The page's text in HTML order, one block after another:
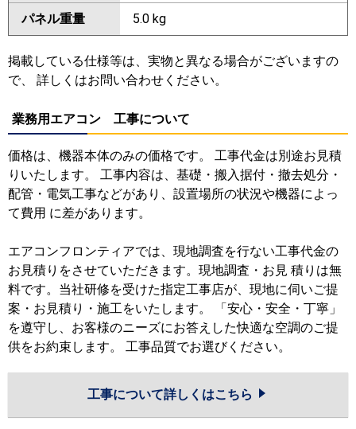
パネル重量 5.0 kg
掲載している仕様等は、実物と異なる場合がございますの
で、 詳しくはお問い合わせください。
業務用エアコン 工事について
価格は、機器本体のみの価格です。 工事代金は別途お見積
りいたします。 工事内容は、基礎・搬入据付・撤去処分・
配管・電気工事などがあり、設置場所の状況や機器によっ
て費用 に差があります。
エアコンフロンティアでは、現地調査を行ない工事代金の
お見積りをさせていただきます。現地調査・お見 積りは無
料です。当社研修を受けた指定工事店が、現地に伺いご提
案・お見積り・施工をいたします。 「安心・安全・丁寧」
を遵守し、お客様のニーズにお答えした快適な空調のご提
供をお約束します。 工事品質でお選びください。
工事について詳しくはこちら